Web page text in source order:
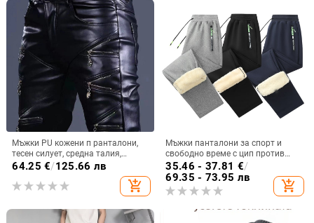
Мъжки PU кожени п ранталони,
тесен силует, средна талия,
уличен стил, пролет 2025
64.25 €/125.66 лв
add_shopping_cart
Мъжки панталони за спорт и
свободно време с цип против
кражба и подплата от овча
вълна за есенно-зимния сезон
35.46 - 37.81 €/
69.35 - 73.95 лв
add_shopping_cart